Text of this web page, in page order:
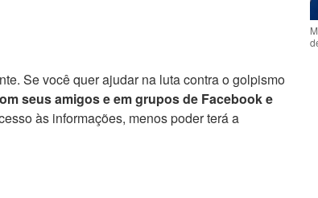
Se você quer ajudar na luta contra o golpismo
seus amigos e em grupos de Facebook e
às informações, menos poder terá a